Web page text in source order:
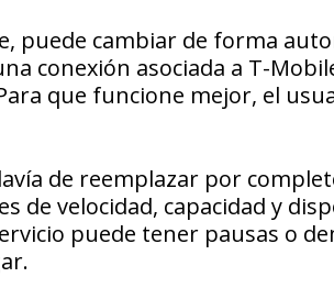
puede cambiar de forma
conexión asociada a T-
que funcione mejor, el
de reemplazar por
de velocidad, capacidad y
puede tener pausas o